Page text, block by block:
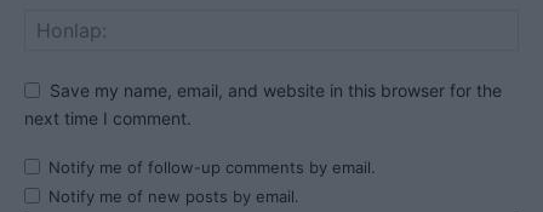
Save my name, email, and website in this browser for the
next time I comment.
Notify me of follow-up comments by email.
Notify me of new posts by email.